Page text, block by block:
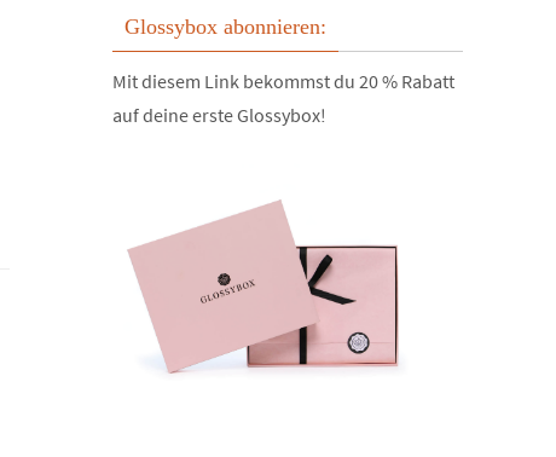
Glossybox abonnieren:
Mit diesem Link bekommst du 20 % Rabatt
auf deine erste Glossybox!